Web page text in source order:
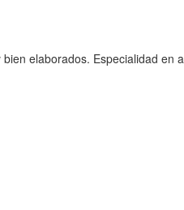
elaborados. Especialidad en